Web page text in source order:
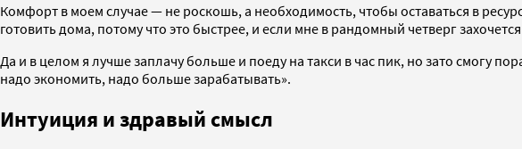
Комфорт в моем случае — не роскошь, а необходимость, чтобы оставаться в
готовить дома, потому что это быстрее, и если мне в рандомный четверг
Да и в целом я лучше заплачу больше и поеду на такси в час пик, но зато смогу
надо экономить, надо больше зарабатывать».
Интуиция и здравый смысл